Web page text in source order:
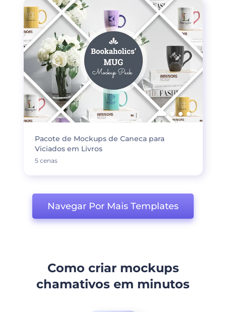
Pacote de Mockups de Caneca para
Viciados em Livros
5 cenas
Navegar Por Mais Templates
Como criar mockups
chamativos em minutos